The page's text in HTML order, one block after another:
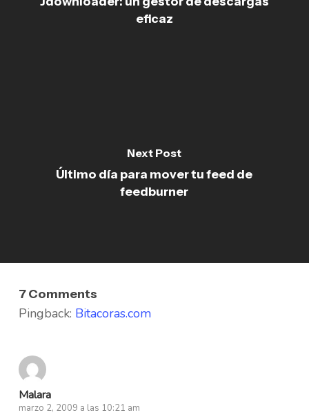
eficaz
Next Post
Último día para mover tu feed de
feedburner
7 Comments
Pingback: Bitacoras.com
Malara
marzo 2, 2009 a las 10:21 am